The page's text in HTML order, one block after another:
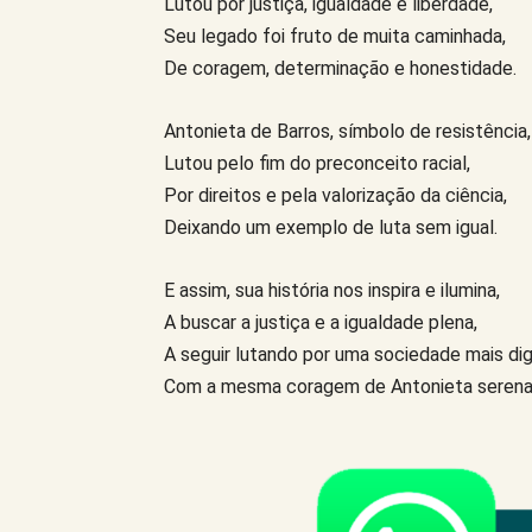
Seu legado foi fruto de muita caminhada,
De coragem, determinação e honestidade.
Antonieta de Barros, símbolo de resistência,
Lutou pelo fim do preconceito racial,
Por direitos e pela valorização da ciência,
Deixando um exemplo de luta sem igual.
E assim, sua história nos inspira e ilumina,
A buscar a justiça e a igualdade plena,
A seguir lutando por uma sociedade mais
Com a mesma coragem de Antonieta